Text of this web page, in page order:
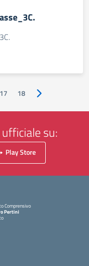
17 18 Pagina
su:
Play Store
Comprensivo
Pertini